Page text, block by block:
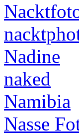
Nadine
naked
Namibia
Nasse